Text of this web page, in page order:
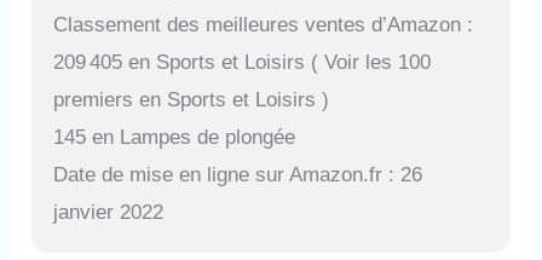
Classement des meilleures ventes d’Amazon :
209 405 en Sports et Loisirs ( Voir les 100
premiers en Sports et Loisirs )
145 en Lampes de plongée
Date de mise en ligne sur Amazon.fr : 26
janvier 2022